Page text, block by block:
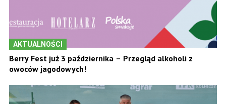
AKTUALNOŚCI
Berry Fest już 3 października – Przegląd alkoholi z
owoców jagodowych!